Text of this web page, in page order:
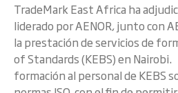
TradeMark East Africa ha
liderado por AENOR, junto con
la prestación de servicios de
of Standards (KEBS) en
formación al personal de KEBS